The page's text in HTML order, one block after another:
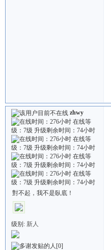
zhwy
對不起，我不是臥底！
级别: 新人
[0]